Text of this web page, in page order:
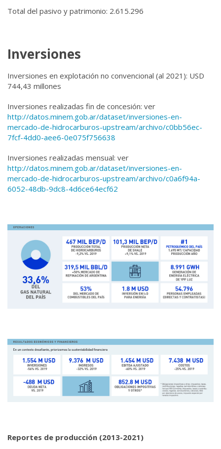
Total del pasivo y patrimonio: 2.615.296
Inversiones
Inversiones en explotación no convencional (al 2021): USD
744,43 millones
Inversiones realizadas fin de concesión: ver
http://datos.minem.gob.ar/dataset/inversiones-en-
mercado-de-hidrocarburos-upstream/archivo/c0bb56ec-
7fcf-4dd0-aee6-0e075f756638
Inversiones realizadas mensual: ver
http://datos.minem.gob.ar/dataset/inversiones-en-
mercado-de-hidrocarburos-upstream/archivo/c0a6f94a-
6052-48db-9dc8-4d6ce64ecf62
Reportes de producción (2013-2021)